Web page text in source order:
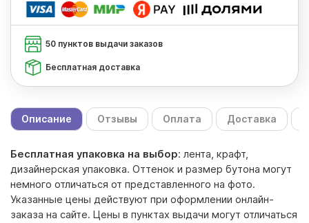
50 пунктов выдачи заказов
Бесплатная доставка
Описание Отзывы Оплата Доставка
Бесплатная упаковка на выбор: лента, крафт,
дизайнерская упаковка. Оттенок и размер бутона могут
немного отличаться от представленного на фото.
Указанные цены действуют при оформлении онлайн-
заказа на сайте. Цены в пунктах выдачи могут отличаться